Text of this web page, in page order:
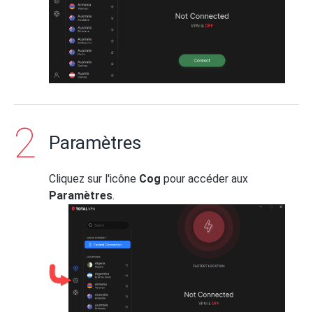
Paramètres
Cliquez sur l'icône Cog pour accéder aux
Paramètres.